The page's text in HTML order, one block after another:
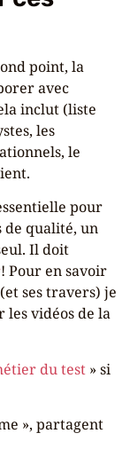
point, la
avec
inclut (liste
les
le
pour
de qualité, un
Il doit
! Pour en savoir
ses travers) je
vidéos de la
du test » si
», partagent